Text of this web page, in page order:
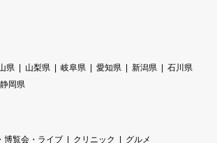
県 山梨県 岐阜県 愛知県 新潟県
石川県
静岡県
博覧会・ライブ クリニック
グルメ